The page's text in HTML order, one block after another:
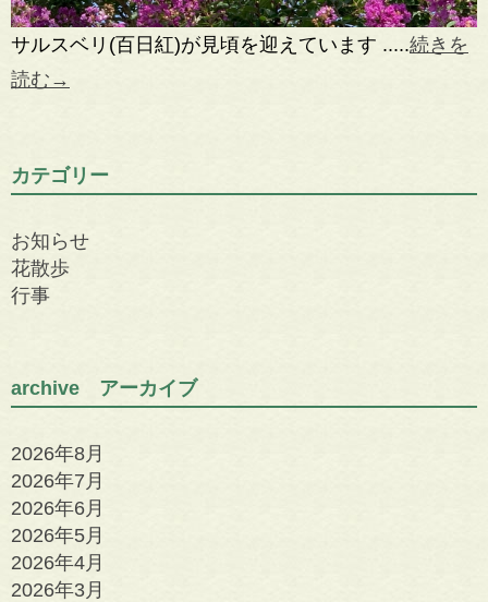
サルスベリ(百日紅)が見頃を迎えています .....続きを
読む→
カテゴリー
お知らせ
花散歩
行事
archive アーカイブ
2026年8月
2026年7月
2026年6月
2026年5月
2026年4月
2026年3月